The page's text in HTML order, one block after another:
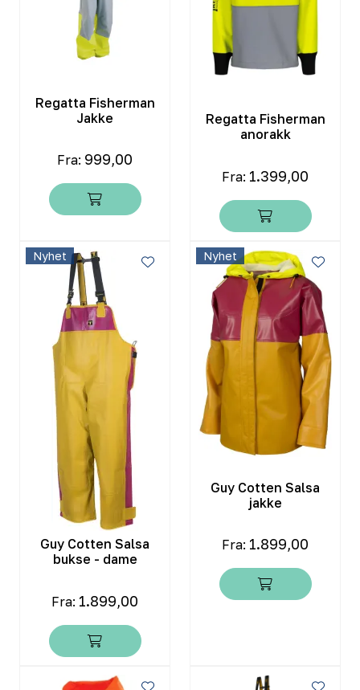
Regatta Fisherman
Jakke
Fra: 999,00
Regatta Fisherman
anorakk
Fra: 1.399,00
Nyhet
Guy Cotten Salsa
bukse - dame
Fra: 1.899,00
Nyhet
Guy Cotten Salsa
jakke
Fra: 1.899,00